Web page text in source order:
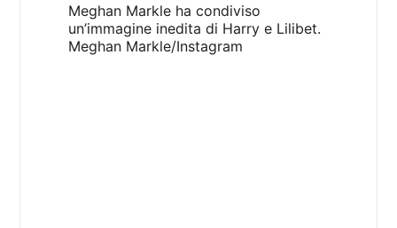
Meghan Markle ha condiviso
un’immagine inedita di Harry e Lilibet.
Meghan Markle/Instagram